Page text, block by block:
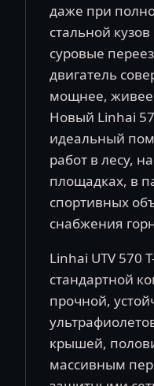
даже при
стальной
суровые
двигатель
мощнее,
Новый Linhai
идеальный
работ в лесу,
площадках, в
спортивных
снабжения
Linhai UTV 570
стандартной
прочной,
крышей,
массивным